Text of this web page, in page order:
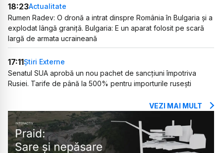
18:23Actualitate
Rumen Radev: O dronă a intrat dinspre România în Bulgaria și a
explodat lângă graniță. Bulgaria: E un aparat folosit pe scară
largă de armata ucraineană
17:11Știri Externe
Senatul SUA aprobă un nou pachet de sancțiuni împotriva
Rusiei. Tarife de până la 500% pentru importurile rusești
VEZI MAI MULT